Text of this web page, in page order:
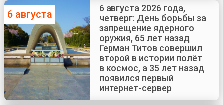
6 августа
6 августа 2026 года,
четверг: День борьбы за
запрещение ядерного
оружия, 65 лет назад
Герман Титов совершил
второй в истории полёт
в космос, а 35 лет назад
появился первый
интернет-сервер